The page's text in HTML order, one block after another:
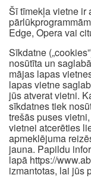
Šī tīmekļa vietne ir
Edge, Opera vai
Sīkdatne
nosūtīta un
mājas lapas
lapas vietne
jūs atverat vietni.
sīkdatnes tiek
trešās puses
vietnei atcerēties
apmeklējuma
jauna. Papildu
lapā https://
izmantotas, lai jūs